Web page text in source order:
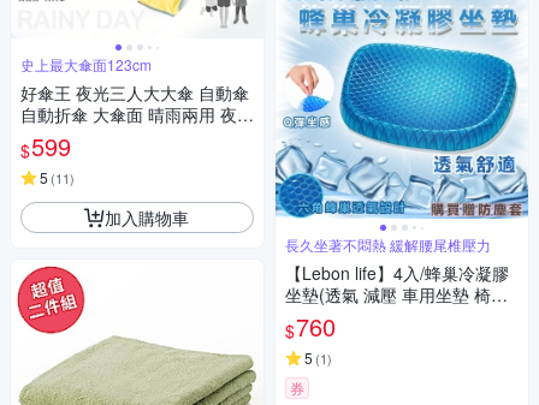
史上最大傘面123cm
好傘王 夜光三人大大傘 自動傘
自動折傘 大傘面 晴雨兩用 夜光
條
$599
5 (11)
加入購物車
長久坐著不悶熱 緩解腰尾椎壓力
【Lebon life】4入/蜂巢冷凝膠
坐墊(透氣 減壓 車用坐墊 椅墊
涼感椅墊)
$760
5 (1)
券